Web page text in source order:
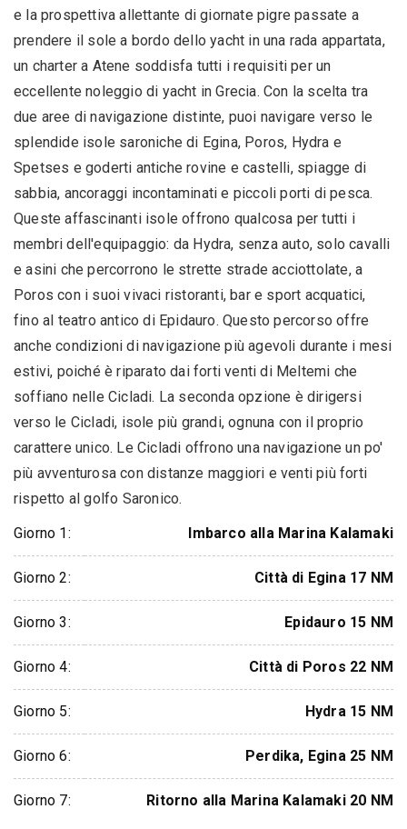
e la prospettiva allettante di giornate pigre passate a
prendere il sole a bordo dello yacht in una rada appartata,
un charter a Atene soddisfa tutti i requisiti per un
eccellente noleggio di yacht in Grecia. Con la scelta tra
due aree di navigazione distinte, puoi navigare verso le
splendide isole saroniche di Egina, Poros, Hydra e
Spetses e goderti antiche rovine e castelli, spiagge di
sabbia, ancoraggi incontaminati e piccoli porti di pesca.
Queste affascinanti isole offrono qualcosa per tutti i
membri dell'equipaggio: da Hydra, senza auto, solo cavalli
e asini che percorrono le strette strade acciottolate, a
Poros con i suoi vivaci ristoranti, bar e sport acquatici,
fino al teatro antico di Epidauro. Questo percorso offre
anche condizioni di navigazione più agevoli durante i mesi
estivi, poiché è riparato dai forti venti di Meltemi che
soffiano nelle Cicladi. La seconda opzione è dirigersi
verso le Cicladi, isole più grandi, ognuna con il proprio
carattere unico. Le Cicladi offrono una navigazione un po'
più avventurosa con distanze maggiori e venti più forti
rispetto al golfo Saronico.
Giorno 1:
Imbarco alla Marina Kalamaki
Giorno 2: Città di Egina 17 NM
Giorno 3: Epidauro 15 NM
Giorno 4: Città di Poros 22 NM
Giorno 5: Hydra 15 NM
Giorno 6: Perdika, Egina 25 NM
Giorno 7: Ritorno alla Marina Kalamaki 20 NM